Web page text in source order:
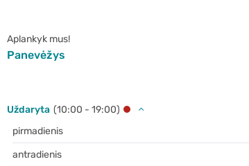
Aplankyk mus!
Panevėžys
Uždaryta (10:00 - 19:00)
pirmadienis
antradienis